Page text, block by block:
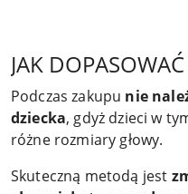
JAK
Podczas zakupu nie
dziecka, gdyż dzieci w
różne rozmiary głowy.
Skuteczną metodą jest